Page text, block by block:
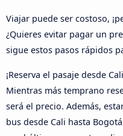
Viajar puede ser costoso,
¿Quieres evitar pagar un
sigue estos pasos rápidos
¡Reserva el pasaje desde
Mientras más temprano
será el precio. Además,
bus desde Cali hasta